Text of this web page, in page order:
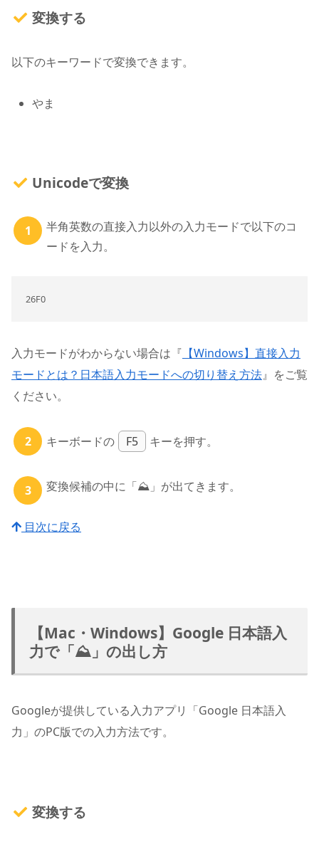
変換する
以下のキーワードで変換できます。
やま
Unicodeで変換
半角英数の直接入力以外の入力モードで以下のコ
ードを入力。
26F0
入力モードがわからない場合は『 【Windows】直接入力
モードとは？日本語入力モードへの切り替え方法』をご覧
ください。
キーボードの F5 キーを押す。
変換候補の中に「⛰」が出てきます。
目次に戻る
【Mac・Windows】Google 日本語入
力で「⛰」の出し方
Googleが提供している入力アプリ「Google 日本語入
力」のPC版での入力方法です。
変換する